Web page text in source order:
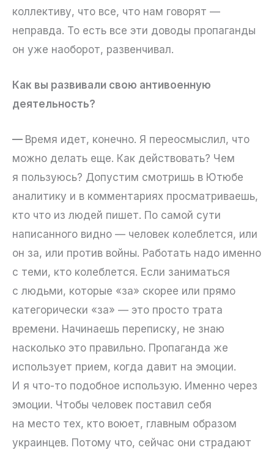
коллективу, что все, что нам говорят —
неправда. То есть все эти доводы пропаганды
он уже наоборот, развенчивал.
Как вы развивали свою антивоенную
деятельность?
— Время идет, конечно. Я переосмыслил, что
можно делать еще. Как действовать? Чем
я пользуюсь? Допустим смотришь в Ютюбе
аналитику и в комментариях просматриваешь,
кто что из людей пишет. По самой сути
написанного видно — человек колеблется, или
он за, или против войны. Работать надо именно
с теми, кто колеблется. Если заниматься
с людьми, которые «за» скорее или прямо
категорически «за» — это просто трата
времени. Начинаешь переписку, не знаю
насколько это правильно. Пропаганда же
использует прием, когда давит на эмоции.
И я что-то подобное использую. Именно через
эмоции. Чтобы человек поставил себя
на место тех, кто воюет, главным образом
украинцев. Потому что, сейчас они страдают